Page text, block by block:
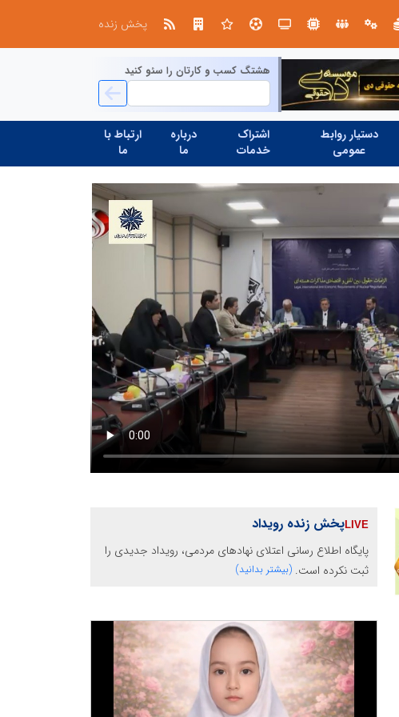
پخش زنده
هشتگ کسب و کارتان را سئو کنید
دستیار روابط
عمومی
اشتراک
خدمات
درباره
ما
ارتباط با
ما
پخش زنده رویداد
پایگاه اطلاع رسانی اعتلای نهادهای مردمی، رویداد جدیدی را
ثبت نکرده است. (بیشتر بدانید)